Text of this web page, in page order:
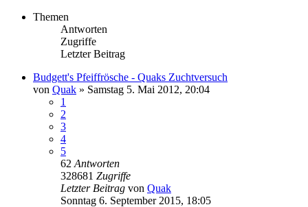
Themen
Antworten
Zugriffe
Letzter Beitrag
Budgett's Pfeiffrösche - Quaks Zuchtversuch
von Quak » Samstag 5. Mai 2012, 20:04
1
2
3
4
5
62 Antworten
328681 Zugriffe
Letzter Beitrag von Quak
Sonntag 6. September 2015, 18:05